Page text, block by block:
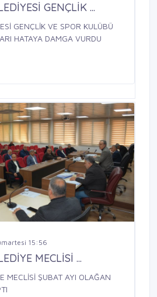
GENÇLİK ...
GENÇLİK VE SPOR KULÜBÜ
HATAYA DAMGA VURDU
15:56
MECLİSİ ...
MECLİSİ ŞUBAT AYI OLAĞAN